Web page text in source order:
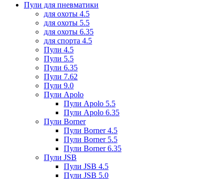
Пули для пневматики
для охоты 4.5
для охоты 5.5
для охоты 6.35
для спорта 4.5
Пули 4.5
Пули 5.5
Пули 6.35
Пули 7.62
Пули 9.0
Пули Apolo
Пули Apolo 5.5
Пули Apolo 6.35
Пули Borner
Пули Borner 4.5
Пули Borner 5.5
Пули Borner 6.35
Пули JSB
Пули JSB 4.5
Пули JSB 5.0